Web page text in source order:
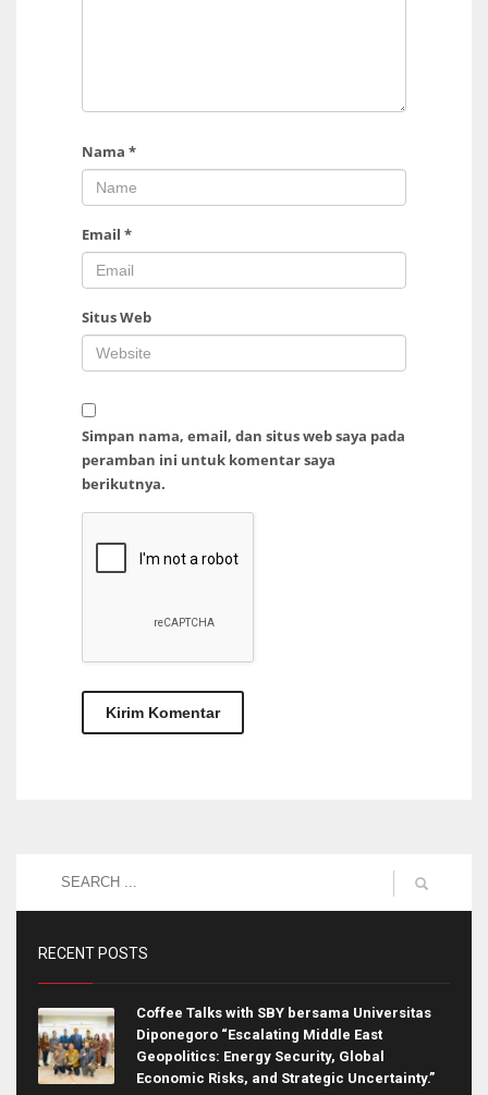
Nama *
Email *
Situs Web
Simpan nama, email, dan situs web saya pada
peramban ini untuk komentar saya
berikutnya.
RECENT POSTS
Coffee Talks with SBY bersama Universitas
Diponegoro “Escalating Middle East
Geopolitics: Energy Security, Global
Economic Risks, and Strategic Uncertainty.”